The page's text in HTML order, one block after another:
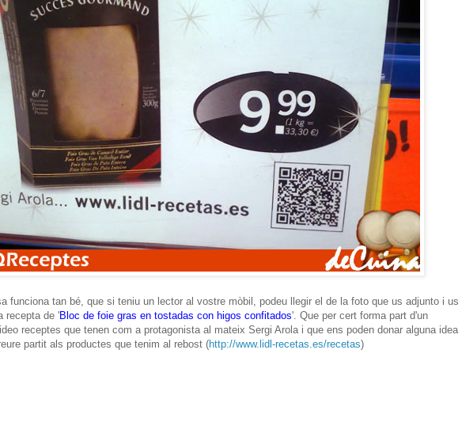
funciona tan bé, que si teniu un lector al vostre mòbil, podeu llegir el de la foto que us adjunto i us
recepta de 'Bloc de foie gras en tostadas con higos confitados'. Que per cert forma part d'un
receptes que tenen com a protagonista al mateix Sergi Arola i que ens poden donar alguna idea
partit als productes que tenim al rebost (http://www.lidl-recetas.es/recetas)